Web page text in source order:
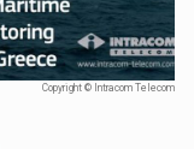
Copyright © Intracom Telecom